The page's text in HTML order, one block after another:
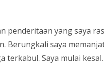
penderitaan yang saya
Berungkali saya
Saya mulai kesal.